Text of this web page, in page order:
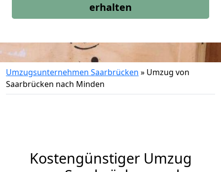
erhalten
Umzugsunternehmen Saarbrücken » Umzug von
Saarbrücken nach Minden
Kostengünstiger Umzug